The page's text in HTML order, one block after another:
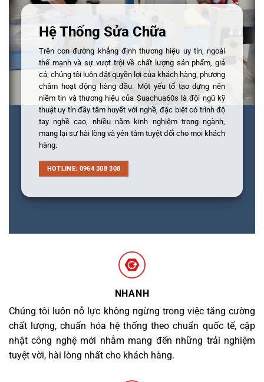
Hệ Thống Sửa Chữa
Trên con đường khẳng định thương hiệu uy tín, ngoài
thế mạnh và sự vượt trội về chất lượng sản phẩm, giá
cả; chúng tôi luôn đặt quyền lợi của khách hàng, phương
châm hoạt động hàng đầu. Một yếu tố tạo dựng nên
niềm tin và thương hiệu của Suachua60s là đội ngũ kỹ
thuật uy tín đầy tâm huyết với nghề, đặc biệt có trình độ
tay nghề cao, nhiều năm kinh nghiệm trong ngành,
mang lại sự hài lòng và yên tâm tuyệt đối cho mọi khách
hàng.
HOTLINE: 0964 308 308
NHANH
Chúng tôi luôn nỗ lực không ngừng trong việc tăng cường
chất lượng, chuẩn hóa hệ thống theo chuẩn quốc tế, cập
nhật công nghệ mới nhằm mang đến những trải nghiệm
tuyệt vời, hài lòng nhất cho khách hàng.